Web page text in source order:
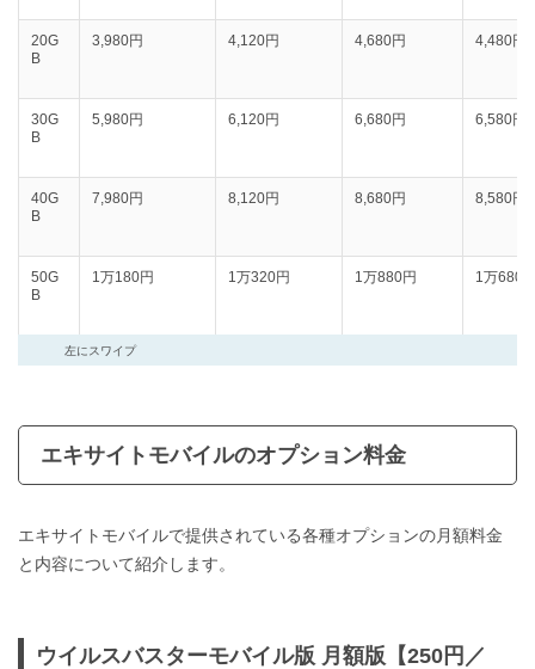
20G
B
3,980円 ‭4,120‬円 4,680円 4,480円
30G
B
5,980円 ‭6,120‬円 6,680円 6,580円
40G
B
7,980円 ‭8,120‬円 8,680円 8,580円
50G
B
1万180円 1万320円 1万880円 1万680
左にスワイプ
エキサイトモバイルのオプション料金
エキサイトモバイルで提供されている各種オプションの月額料金
と内容について紹介します。
ウイルスバスターモバイル版 月額版【250円／